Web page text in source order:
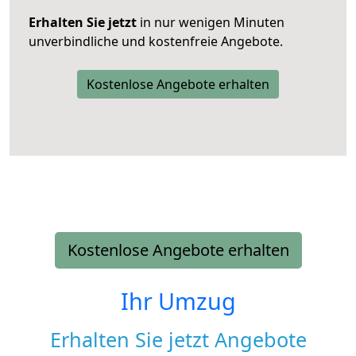
Erhalten Sie jetzt in nur wenigen Minuten
unverbindliche und kostenfreie Angebote.
Kostenlose Angebote erhalten
Kostenlose Angebote erhalten
Ihr Umzug
Erhalten Sie jetzt Angebote